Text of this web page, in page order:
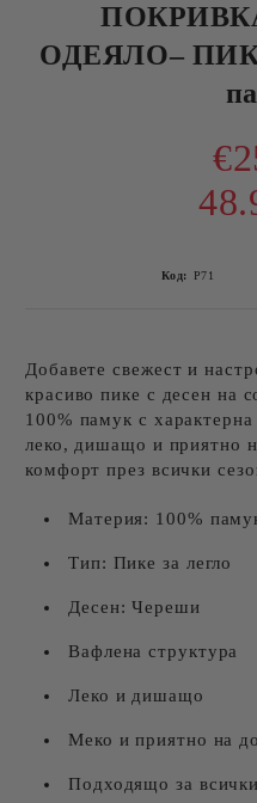
ОДЕЯЛО–
Код: P71
Добавете свежест и
красиво пике с десен на
100% памук с
леко, дишащо и приятно
комфорт през всички
Материя: 100%
Тип: Пике за легло
Десен: Череши
Вафлена структура
Леко и дишащо
Меко и приятно на
Подходящо за